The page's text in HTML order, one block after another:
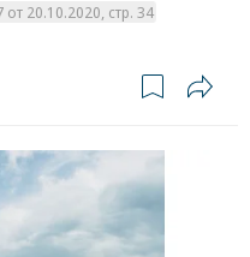
20.10.2020, стр. 34